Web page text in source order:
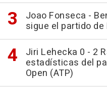
Joao Fonseca -
sigue el partido de
Jiri Lehecka 0 - 2
estadísticas del
Open (ATP)